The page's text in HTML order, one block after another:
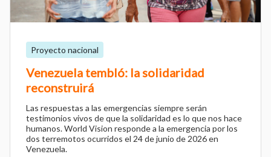
Proyecto nacional
Venezuela tembló: la solidaridad
reconstruirá
Las respuestas a las emergencias siempre serán
testimonios vivos de que la solidaridad es lo que nos hace
humanos. World Vision responde a la emergencia por los
dos terremotos ocurridos el 24 de junio de 2026 en
Venezuela.